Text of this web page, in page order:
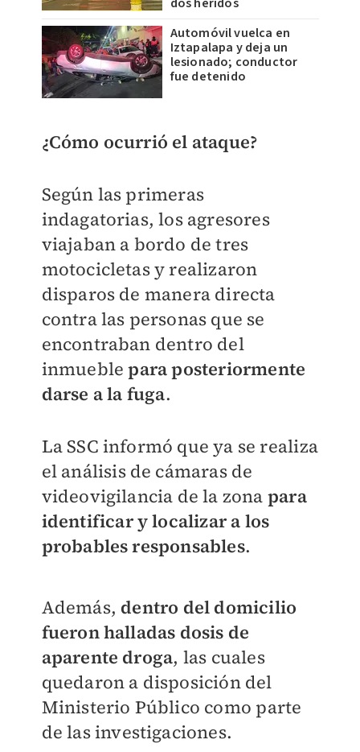
Automóvil vuelca en
Iztapalapa y deja un
lesionado; conductor
fue detenido
¿Cómo ocurrió el ataque?
Según las primeras
indagatorias, los agresores
viajaban a bordo de tres
motocicletas y realizaron
disparos de manera directa
contra las personas que se
encontraban dentro del
inmueblepara posteriormente
darse a la fuga.
La SSC informó que ya se realiza
el análisis de cámaras de
videovigilancia de la zona para
identificar y localizar a los
probables responsables.
Además, dentro del domicilio
fueron halladas dosis de
aparente droga, las cuales
quedaron a disposición del
Ministerio Público como parte
de las investigaciones.